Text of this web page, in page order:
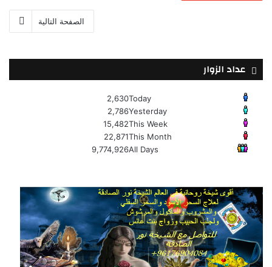
الصفحة التالية
عداد الزوار
Today
2,630
Yesterday
2,786
This Week
15,482
This Month
22,871
All Days
9,774,926